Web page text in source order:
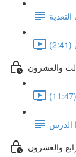
والعشرون
الدرس
والعشرون